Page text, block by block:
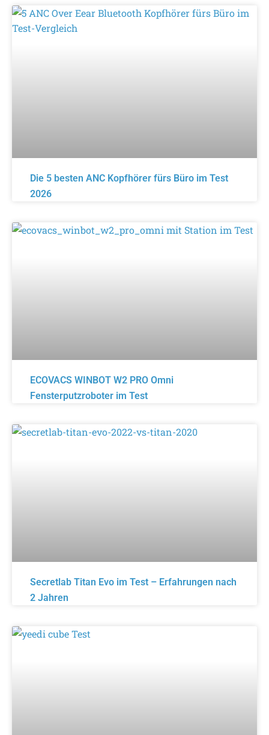
Die 5 besten ANC Kopfhörer fürs Büro im Test
2026
ECOVACS WINBOT W2 PRO Omni
Fensterputzroboter im Test
Secretlab Titan Evo im Test – Erfahrungen nach
2 Jahren